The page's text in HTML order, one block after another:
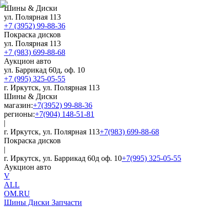
Шины & Диски
ул. Полярная 113
+7 (3952) 99-88-36
Покраска дисков
ул. Полярная 113
+7 (983) 699-88-68
Аукцион авто
ул. Баррикад 60д, оф. 10
+7 (995) 325-05-55
г. Иркутск, ул. Полярная 113
Шины & Диски
магазин:+7(3952) 99-88-36
регионы:+7(904) 148-51-81
|
г. Иркутск, ул. Полярная 113+7(983) 699-88-68
Покраска дисков
|
г. Иркутск, ул. Баррикад 60д оф. 10+7(995) 325-05-55
Аукцион авто
V
ALL
OM.RU
Шины Диски Запчасти